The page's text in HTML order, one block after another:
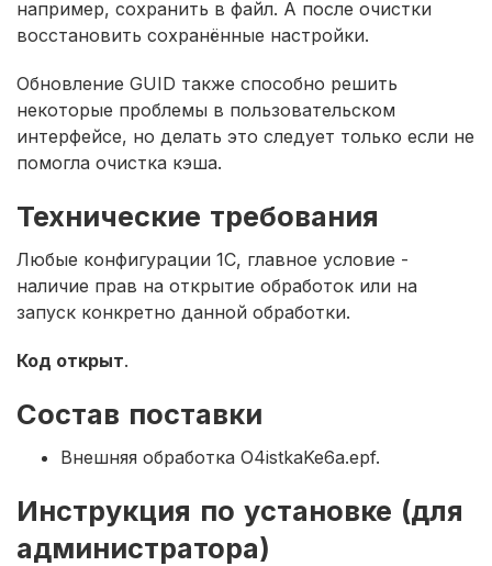
например, сохранить в файл. А после очистки
восстановить сохранённые настройки.
Обновление GUID также способно решить
некоторые проблемы в пользовательском
интерфейсе, но делать это следует только если не
помогла очистка кэша.
Технические требования
Любые конфигурации 1С, главное условие -
наличие прав на открытие обработок или на
запуск конкретно данной обработки.
Код открыт.
Состав поставки
Внешняя обработка O4istkaKe6a.epf.
Инструкция по установке (для
администратора)